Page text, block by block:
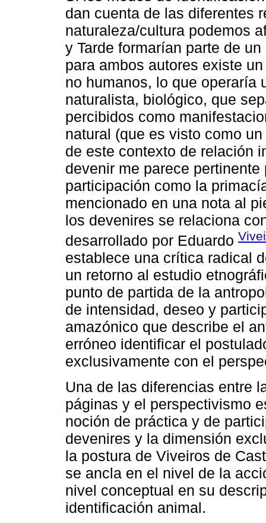
dan cuenta de las diferentes
naturaleza/cultura podemos
y Tarde formarían parte de
para ambos autores existe
no humanos, lo que operaría
naturalista, biológico, que
percibidos como
natural (que es visto como
de este contexto de relación
devenir me parece
participación como la
mencionado en una nota al
los devenires se relaciona
desarrollado por Eduardo
establece una crítica radical
un retorno al estudio
punto de partida de la
de intensidad, deseo y
amazónico que describe el
erróneo identificar el
exclusivamente con el
Una de las diferencias entre
páginas y el perspectivismo
noción de práctica y de
devenires y la dimensión
la postura de Viveiros de
se ancla en el nivel de la
nivel conceptual en su
identificación animal.